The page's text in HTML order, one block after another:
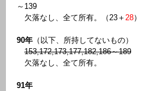
～139
欠落なし、全て所有。（23＋ 28）
90年 （以下、所持してないもの）
153,172,173,177,182,186～189
欠落なし、全て所有。
91年